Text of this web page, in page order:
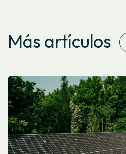
Más artículos